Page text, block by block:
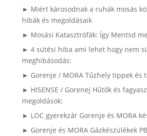
► Miért károsodnak a ruhák mosás
hibák és megoldásaik
► Mosási Katasztrófák: Így Mentsd
► 4 sütési hiba ami lehet hogy nem
meghibásodás:
► Gorenje / MORA Tűzhely tippek és
► HISENSE / Gorenej Hűtők és
megoldások:
► LOC gyerekzár Gorenje és MORA
► Gorenje és MORA Gázkészülékek